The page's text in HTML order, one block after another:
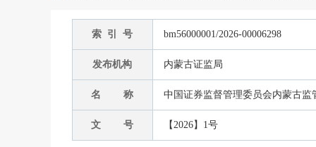
索 引 号 bm56000001/2026-00006298
发布机构 内蒙古证监局
名 称 中国证券监督管理委员会内蒙古监
文 号 【2026】1号